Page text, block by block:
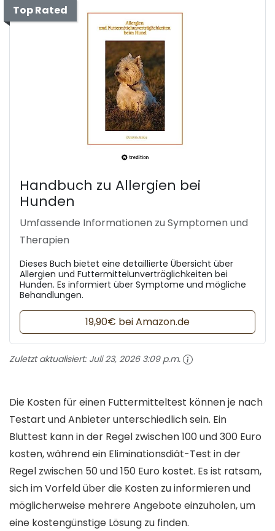
Top Rated
Handbuch zu Allergien bei
Hunden
Umfassende Informationen zu Symptomen und
Therapien
Dieses Buch bietet eine detaillierte Übersicht über
Allergien und Futtermittelunverträglichkeiten bei
Hunden. Es informiert über Symptome und mögliche
Behandlungen.
19,90€ bei Amazon.de
Zuletzt aktualisiert: Juli 23, 2026 3:09 p.m.
Die Kosten für einen Futtermitteltest können je nach
Testart und Anbieter unterschiedlich sein. Ein
Bluttest kann in der Regel zwischen 100 und 300 Euro
kosten, während ein Eliminationsdiät-Test in der
Regel zwischen 50 und 150 Euro kostet. Es ist ratsam,
sich im Vorfeld über die Kosten zu informieren und
möglicherweise mehrere Angebote einzuholen, um
eine kostengünstige Lösung zu finden.